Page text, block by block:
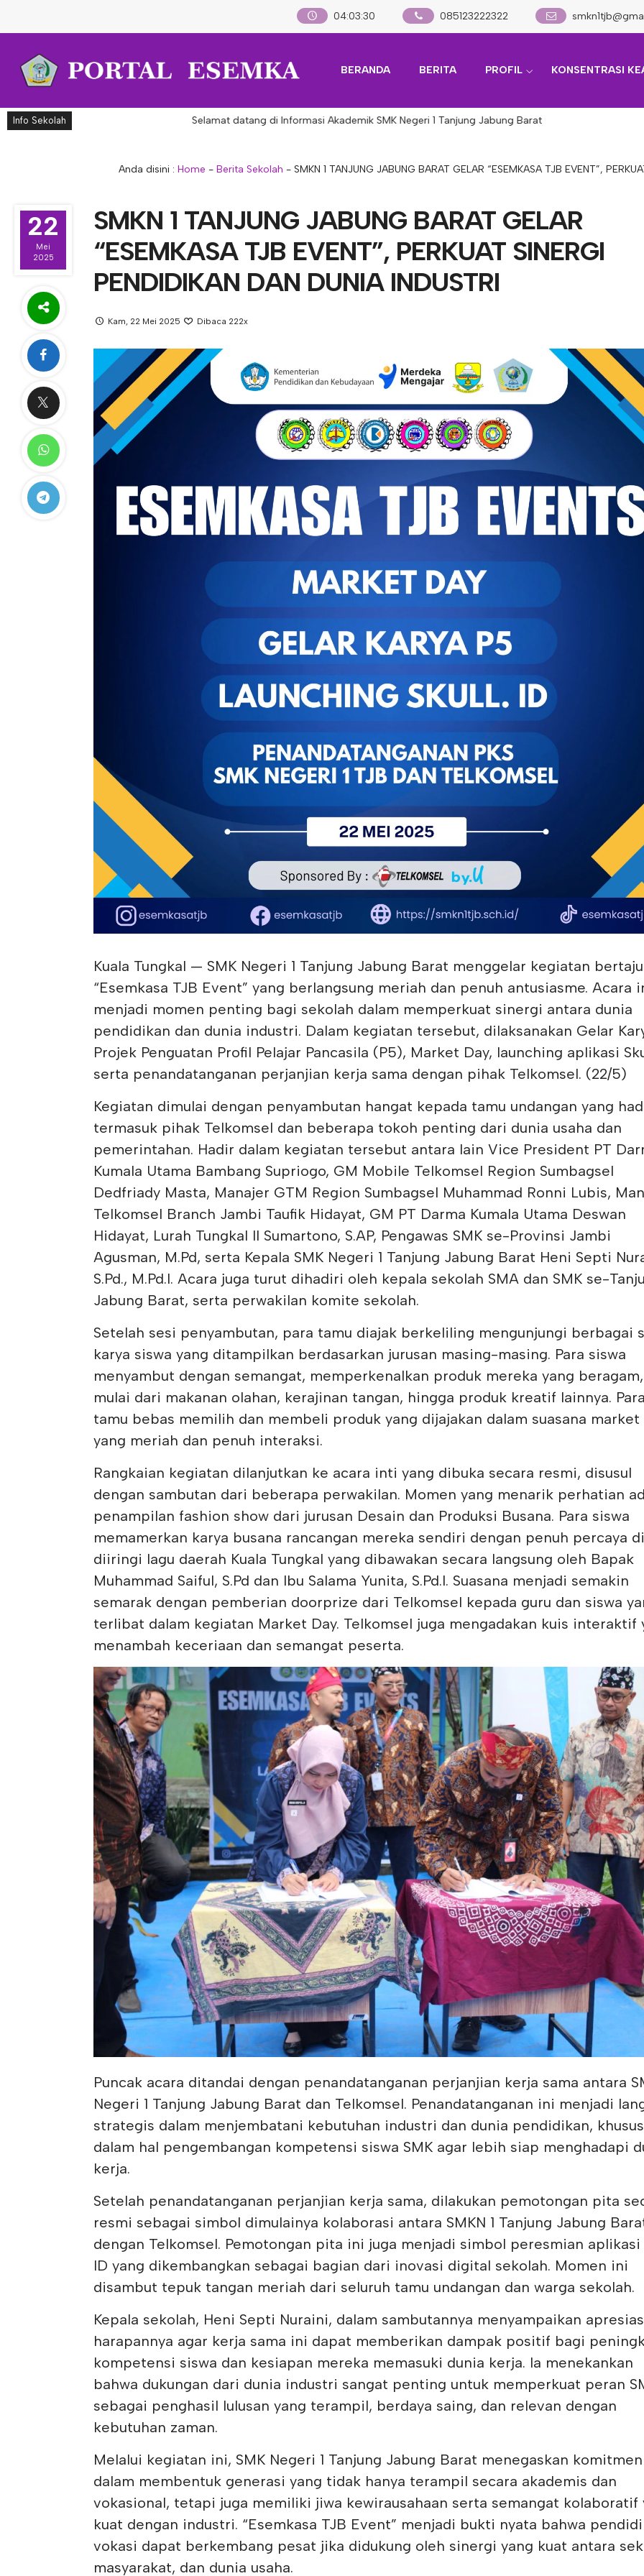
04:03:31 085123222322
BERANDA BERITA PROFIL KONSENTRASI
Info Sekolah Selamat datang di Informasi Akademik SMK Negeri 1 Tanjung Jabung Barat
Anda disini : Home - Berita Sekolah - SMKN 1 TANJUNG JABUNG BARAT GELAR “ESEMKASA TJB EVENT”,
22
Mei
2025
SMKN 1 TANJUNG JABUNG BARAT GELAR
“ESEMKASA TJB EVENT”, PERKUAT SINERGI
PENDIDIKAN DAN DUNIA INDUSTRI
Kam, 22 Mei 2025 Dibaca 222x
Kuala Tungkal — SMK Negeri 1 Tanjung Jabung Barat menggelar kegiatan
“Esemkasa TJB Event” yang berlangsung meriah dan penuh antusiasme. Acara
menjadi momen penting bagi sekolah dalam memperkuat sinergi antara dunia
pendidikan dan dunia industri. Dalam kegiatan tersebut, dilaksanakan Gelar
Projek Penguatan Profil Pelajar Pancasila (P5), Market Day, launching aplikasi
serta penandatanganan perjanjian kerja sama dengan pihak Telkomsel. (22/5)
Kegiatan dimulai dengan penyambutan hangat kepada tamu undangan yang
termasuk pihak Telkomsel dan beberapa tokoh penting dari dunia usaha dan
pemerintahan. Hadir dalam kegiatan tersebut antara lain Vice President PT
Kumala Utama Bambang Supriogo, GM Mobile Telkomsel Region Sumbagsel
Dedfriady Masta, Manajer GTM Region Sumbagsel Muhammad Ronni Lubis,
Telkomsel Branch Jambi Taufik Hidayat, GM PT Darma Kumala Utama Deswan
Hidayat, Lurah Tungkal II Sumartono, S.AP, Pengawas SMK se-Provinsi Jambi
Agusman, M.Pd, serta Kepala SMK Negeri 1 Tanjung Jabung Barat Heni Septi
S.Pd., M.Pd.I. Acara juga turut dihadiri oleh kepala sekolah SMA dan SMK se-
Jabung Barat, serta perwakilan komite sekolah.
Setelah sesi penyambutan, para tamu diajak berkeliling mengunjungi berbagai
karya siswa yang ditampilkan berdasarkan jurusan masing-masing. Para siswa
menyambut dengan semangat, memperkenalkan produk mereka yang beragam,
mulai dari makanan olahan, kerajinan tangan, hingga produk kreatif lainnya.
tamu bebas memilih dan membeli produk yang dijajakan dalam suasana market
yang meriah dan penuh interaksi.
Rangkaian kegiatan dilanjutkan ke acara inti yang dibuka secara resmi, disusul
dengan sambutan dari beberapa perwakilan. Momen yang menarik perhatian
penampilan fashion show dari jurusan Desain dan Produksi Busana. Para siswa
memamerkan karya busana rancangan mereka sendiri dengan penuh percaya
diiringi lagu daerah Kuala Tungkal yang dibawakan secara langsung oleh Bapak
Muhammad Saiful, S.Pd dan Ibu Salama Yunita, S.Pd.I. Suasana menjadi semakin
semarak dengan pemberian doorprize dari Telkomsel kepada guru dan siswa
terlibat dalam kegiatan Market Day. Telkomsel juga mengadakan kuis interaktif
menambah keceriaan dan semangat peserta.
Puncak acara ditandai dengan penandatanganan perjanjian kerja sama antara
Negeri 1 Tanjung Jabung Barat dan Telkomsel. Penandatanganan ini menjadi
strategis dalam menjembatani kebutuhan industri dan dunia pendidikan,
dalam hal pengembangan kompetensi siswa SMK agar lebih siap menghadapi
kerja.
Setelah penandatanganan perjanjian kerja sama, dilakukan pemotongan pita
resmi sebagai simbol dimulainya kolaborasi antara SMKN 1 Tanjung Jabung
dengan Telkomsel. Pemotongan pita ini juga menjadi simbol peresmian aplikasi
ID yang dikembangkan sebagai bagian dari inovasi digital sekolah. Momen ini
disambut tepuk tangan meriah dari seluruh tamu undangan dan warga sekolah.
Kepala sekolah, Heni Septi Nuraini, dalam sambutannya menyampaikan
harapannya agar kerja sama ini dapat memberikan dampak positif bagi
kompetensi siswa dan kesiapan mereka memasuki dunia kerja. Ia menekankan
bahwa dukungan dari dunia industri sangat penting untuk memperkuat peran
sebagai penghasil lulusan yang terampil, berdaya saing, dan relevan dengan
kebutuhan zaman.
Melalui kegiatan ini, SMK Negeri 1 Tanjung Jabung Barat menegaskan
dalam membentuk generasi yang tidak hanya terampil secara akademis dan
vokasional, tetapi juga memiliki jiwa kewirausahaan serta semangat kolaboratif
kuat dengan industri. “Esemkasa TJB Event” menjadi bukti nyata bahwa
vokasi dapat berkembang pesat jika didukung oleh sinergi yang kuat antara
masyarakat, dan dunia usaha.